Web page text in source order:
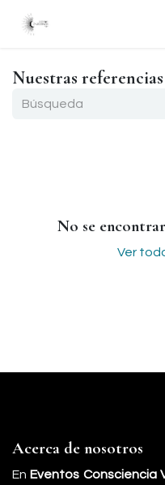
Nuestras referencias
No se
Ver
Acerca de nosotros
En Eventos Consciencia